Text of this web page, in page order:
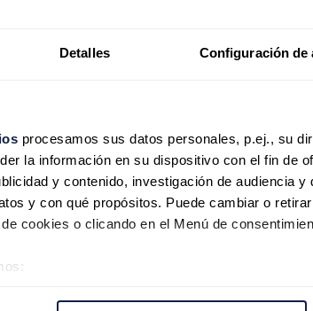
Detalles Configuración de
procesamos sus datos personales, p.ej., su
la información en su dispositivo con el fin de
y contenido, investigación de audiencia
y con qué propósitos. Puede cambiar o
cookies o clicando en el Menú de